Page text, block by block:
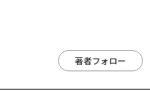
著者フォロー